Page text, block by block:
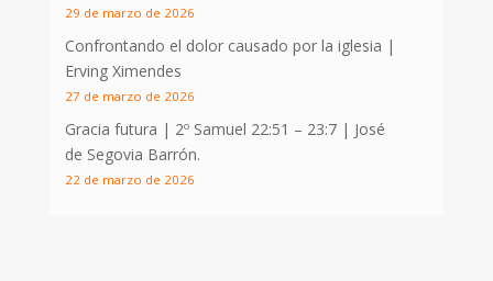
29 de marzo de 2026
Confrontando el dolor causado por la iglesia |
Erving Ximendes
27 de marzo de 2026
Gracia futura | 2º Samuel 22:51 – 23:7| José
de Segovia Barrón.
22 de marzo de 2026